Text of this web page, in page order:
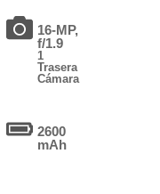
16-MP,
f/1.9
1
Trasera
Cámara
2600
mAh